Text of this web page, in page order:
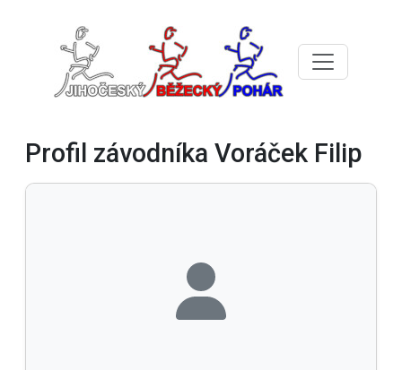
Profil závodníka Voráček Filip